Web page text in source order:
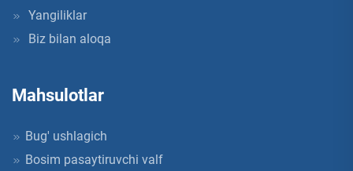
Yangiliklar
Biz bilan aloqa
Mahsulotlar
Bug' ushlagich
Bosim pasaytiruvchi valf